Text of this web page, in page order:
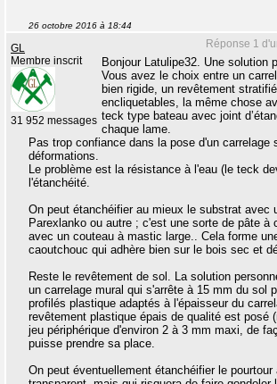
26 octobre 2016 à 18:44
Réponse 1
GL
Membre inscrit
31 952 messages
Bonjour Latulipe32. Une solution
Vous avez le choix entre un
bien rigide, un revêtement
encliquetables, la même chose
teck type bateau avec joint
chaque lame.
Pas trop confiance dans la pose d'un carrelage
déformations.
Le problème est la résistance à l'eau (le teck
l'étanchéité.
On peut étanchéifier au mieux le substrat avec
Parexlanko ou autre ; c'est une sorte de pâte à
avec un couteau à mastic large.. Cela forme
caoutchouc qui adhère bien sur le bois sec et
Reste le revêtement de sol. La solution
un carrelage mural qui s'arrête à 15 mm du sol
profilés plastique adaptés à l'épaisseur du
revêtement plastique épais de qualité est posé
jeu périphérique d'environ 2 à 3 mm maxi, de
puisse prendre sa place.
On peut éventuellement étanchéifier le